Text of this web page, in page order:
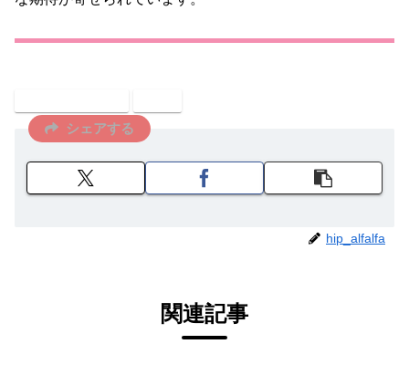
シェアする
hip_alfalfa
関連記事